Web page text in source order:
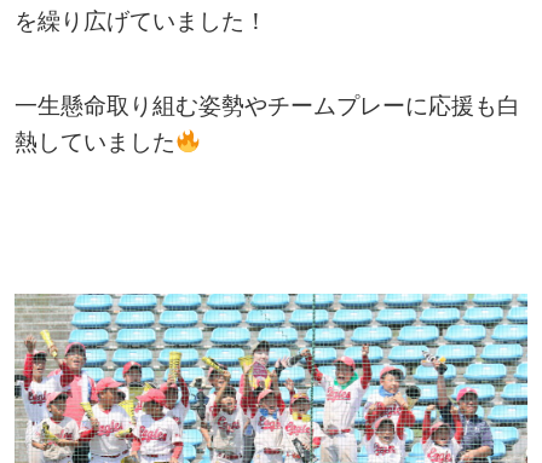
を繰り広げていました！
一生懸命取り組む姿勢やチームプレーに応援も白
熱していました